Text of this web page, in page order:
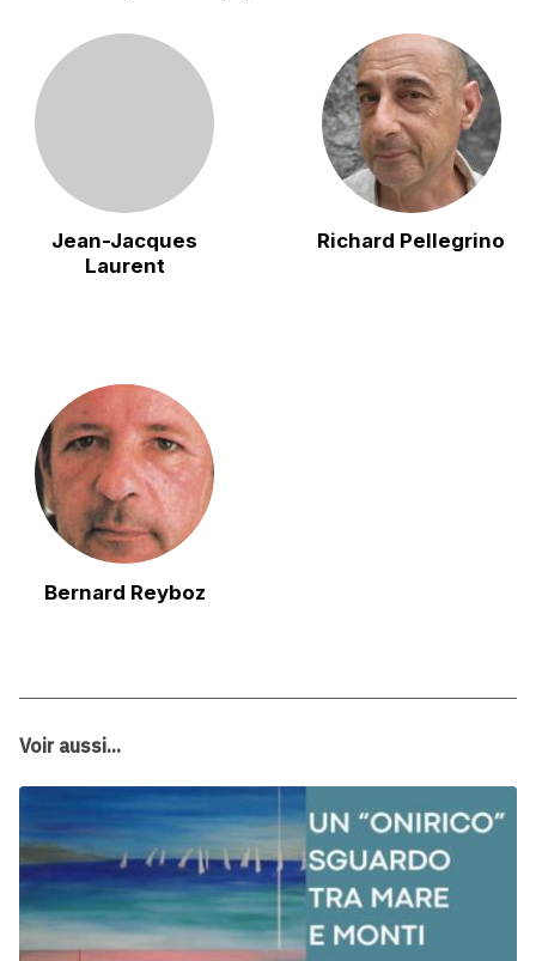
Jean-Jacques
Laurent
Richard Pellegrino
Bernard Reyboz
Voir aussi...